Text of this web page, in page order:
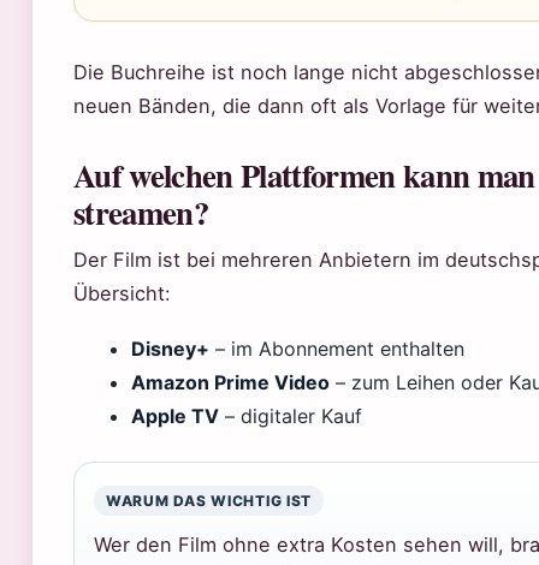
Die Buchreihe ist noch lange nicht
neuen Bänden, die dann oft als Vorlage für
Auf welchen Plattformen kann
streamen?
Der Film ist bei mehreren Anbietern im
Übersicht:
Disney+ – im Abonnement enthalten
Amazon Prime Video – zum Leihen oder
Apple TV – digitaler Kauf
WARUM DAS WICHTIG IST
Wer den Film ohne extra Kosten sehen will,